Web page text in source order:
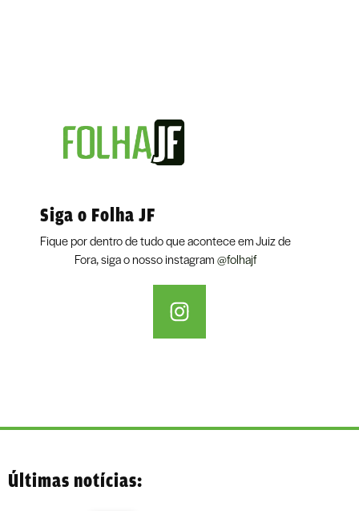
Siga o Folha JF
Fique por dentro de tudo que acontece em Juiz de
Fora, siga o nosso instagram@folhajf
Últimas notícias: